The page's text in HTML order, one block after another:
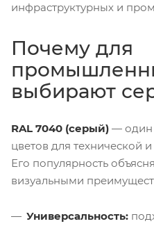
инфраструктурных и
Почему для
выбирают
RAL 7040 (серый) — один
цветов для
Его популярность
визуальными
Универсальность: